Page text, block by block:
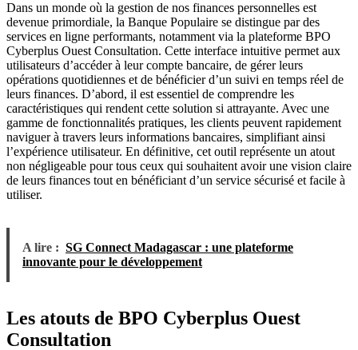
Dans un monde où la gestion de nos finances personnelles est
devenue primordiale, la Banque Populaire se distingue par des
services en ligne performants, notamment via la plateforme BPO
Cyberplus Ouest Consultation. Cette interface intuitive permet aux
utilisateurs d’accéder à leur compte bancaire, de gérer leurs
opérations quotidiennes et de bénéficier d’un suivi en temps réel de
leurs finances. D’abord, il est essentiel de comprendre les
caractéristiques qui rendent cette solution si attrayante. Avec une
gamme de fonctionnalités pratiques, les clients peuvent rapidement
naviguer à travers leurs informations bancaires, simplifiant ainsi
l’expérience utilisateur. En définitive, cet outil représente un atout
non négligeable pour tous ceux qui souhaitent avoir une vision claire
de leurs finances tout en bénéficiant d’un service sécurisé et facile à
utiliser.
A lire : SG Connect Madagascar : une plateforme
innovante pour le développement
Les atouts de BPO Cyberplus Ouest
Consultation